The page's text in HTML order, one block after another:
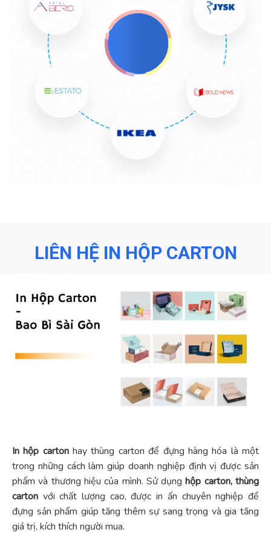
LIÊN HỆ IN HỘP CARTON
In hộp cartonhay thùng carton để đựng hàng hóa là một
trong những cách làm giúp doanh nghiệp định vị được sản
phẩm và thương hiệu của mình. Sử dụnghộp carton, thùng
carton với chất lượng cao, được in ấn chuyên nghiệp để
đựng sản phẩm giúp tăng thêm sự sang trọng và gia tăng
giá trị, kích thích người mua.